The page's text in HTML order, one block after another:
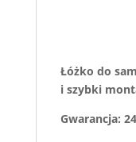
Łóżko do
i szybki
Gwarancja: